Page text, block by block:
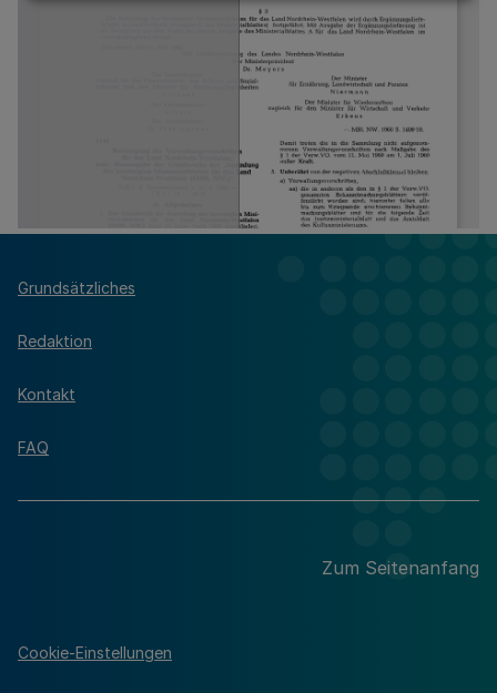
Grundsätzliches
Redaktion
Kontakt
FAQ
Zum Seitenanfang
Cookie-Einstellungen